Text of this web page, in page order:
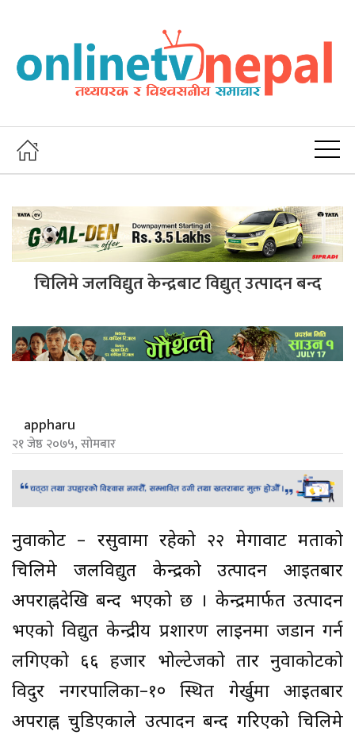
चिलिमे जलविद्युत केन्द्रबाट विद्युत् उत्पादन बन्द
appharu
२१ जेष्ठ २०७५, सोमबार
नुवाकोट – रसुवामा रहेको २२ मेगावाट क्षमताको
चिलिमे जलविद्युत केन्द्रको उत्पादन आइतबार
अपराह्नदेखि बन्द भएको छ । केन्द्रमार्फत उत्पादन
भएको विद्युत केन्द्रीय प्रशारण लाइनमा जडान गर्न
लगिएको ६६ हजार भोल्टेजको तार नुवाकोटको
विदुर नगरपालिका–१० स्थित गेर्खुमा आइतबार
अपराह्न चुडिएकाले उत्पादन बन्द गरिएको चिलिमे